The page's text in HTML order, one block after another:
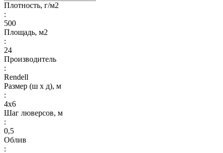
Плотность, г/м2
:
500
Площадь, м2
:
24
Производитель
:
Rendell
Размер (ш х д), м
:
4х6
Шаг люверсов, м
:
0,5
Облив
: